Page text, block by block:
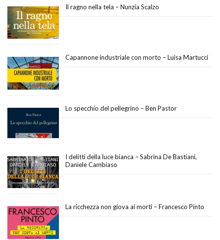
Il ragno nella tela – Nunzia Scalzo
Capannone industriale con morto – Luisa Martucci
Lo specchio del pellegrino – Ben Pastor
I delitti della luce bianca – Sabrina De Bastiani,
Daniele Cambiaso
La ricchezza non giova ai morti – Francesco Pinto